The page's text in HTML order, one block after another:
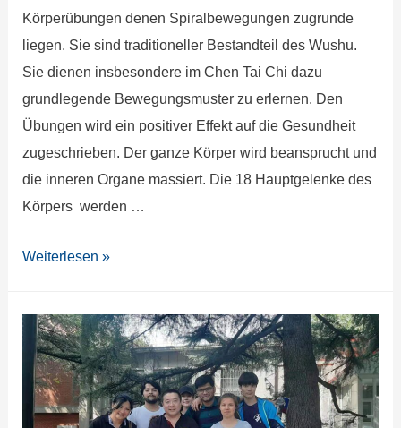
Körperübungen denen Spiralbewegungen zugrunde
liegen. Sie sind traditioneller Bestandteil des Wushu.
Sie dienen insbesondere im Chen Tai Chi dazu
grundlegende Bewegungsmuster zu erlernen. Den
Übungen wird ein positiver Effekt auf die Gesundheit
zugeschrieben. Der ganze Körper wird beansprucht und
die inneren Organe massiert. Die 18 Hauptgelenke des
Körpers werden …
Weiterlesen »